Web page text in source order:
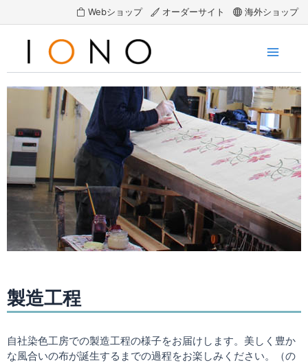
Webショップ オーダーサイト 海外ショップ
ス
キ
ッ
Menu
製造工程
自社染色工房での製造工程の様子をお届けします。美しく豊か
な風合いの布が誕生するまでの過程をお楽しみください。（の